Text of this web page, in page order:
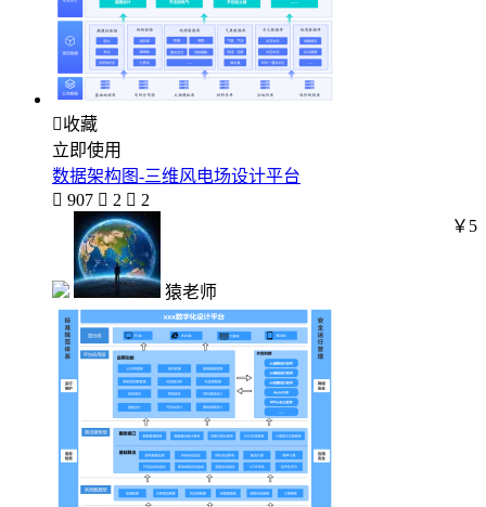
收藏
立即使用
数据架构图-三维风电场设计平台
 907  2  2
猿老师
￥5